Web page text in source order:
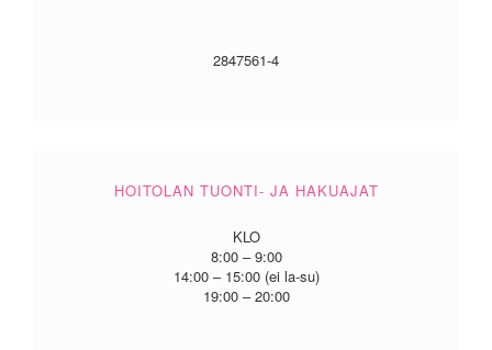
2847561-4
HOITOLAN TUONTI- JA HAKUAJAT
KLO
8:00 – 9:00
14:00 – 15:00 (ei la-su)
19:00 – 20:00